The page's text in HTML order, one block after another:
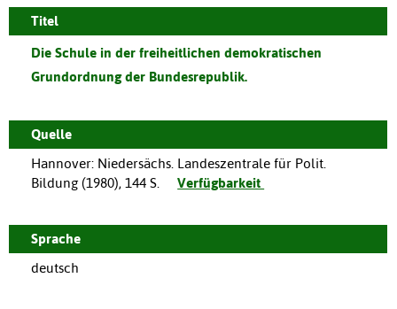
Titel
Die Schule in der freiheitlichen demokratischen
Grundordnung der Bundesrepublik.
Quelle
Hannover: Niedersächs. Landeszentrale für Polit.
Bildung(1980), 144 S. Verfügbarkeit
Sprache
deutsch